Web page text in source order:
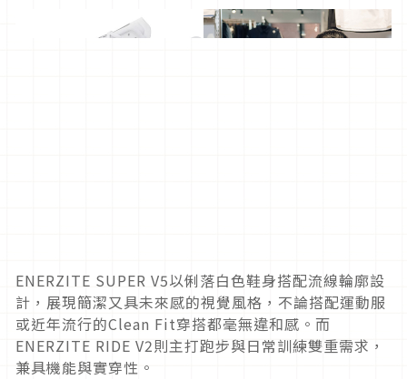
ENERZITE SUPER V5以俐落白色鞋身搭配流線輪廓設
計，展現簡潔又具未來感的視覺風格，不論搭配運動服
或近年流行的Clean Fit穿搭都毫無違和感。而
ENERZITE RIDE V2則主打跑步與日常訓練雙重需求，
兼具機能與實穿性。